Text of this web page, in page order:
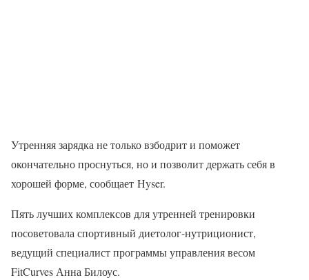
Утренняя зарядка не только взбодрит и поможет
окончательно проснуться, но и позволит держать себя в
хорошей форме, сообщает Hyser.
Пять лучших комплексов для утренней тренировки
посоветовала спортивный диетолог-нутриционист,
ведущий специалист программы управления весом
FitCurves Анна Билоус.